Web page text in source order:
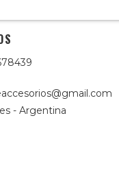
- Argentina